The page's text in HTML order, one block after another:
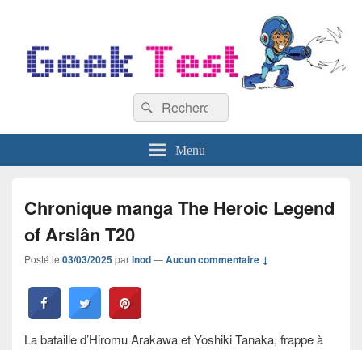
Recherche :
Rechercher
Menu
Chronique manga The Heroic Legend
of Arslân T20
Posté le 03/03/2025parInod—Aucun commentaire ↓
La bataille d’Hiromu Arakawa et Yoshiki Tanaka, frappe à